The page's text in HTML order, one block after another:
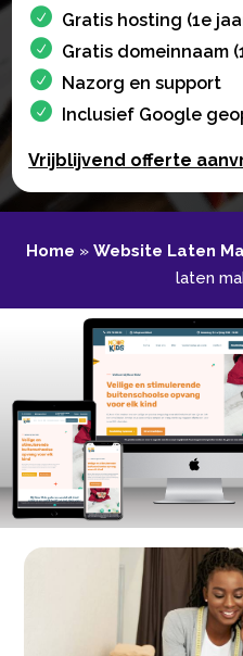
Gratis hosting (1e
Gratis domeinnaam
Nazorg en support
Inclusief Google
Vrijblijvend offerte
Home » Website Laten
laten